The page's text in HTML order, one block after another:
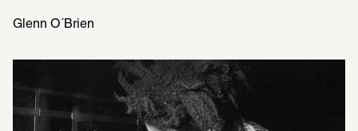
Glenn O´Brien